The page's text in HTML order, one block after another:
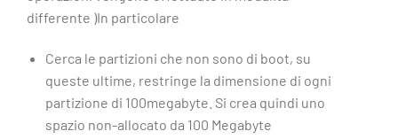
differente )In particolare
Cerca le partizioni che non sono di boot, su
queste ultime, restringe la dimensione di ogni
partizione di 100megabyte. Si crea quindi uno
spazio non-allocato da 100 Megabyte